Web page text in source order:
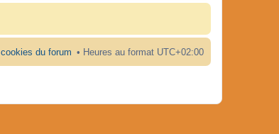
Heures au format UTC+02:00
du forum